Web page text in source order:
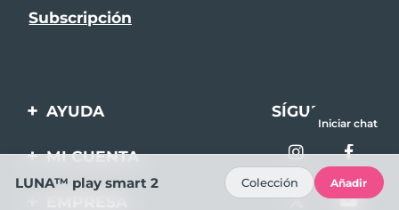
AYUDA
Contáctanos
Pedidos y envíos
SÍGUENOS
MI CUENTA
Registro de productos
Iniciar chat
LUNA™ play smart 2 Colección Añadir